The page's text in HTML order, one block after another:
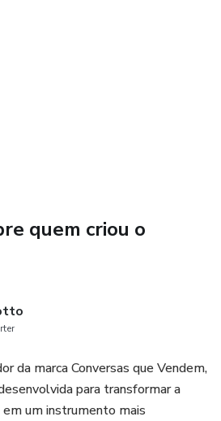
Digitais Das Artes Aplicadas
(LxA)
quem criou o
da marca Conversas que Vendem,
para transformar a
em um instrumento mais